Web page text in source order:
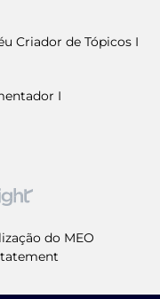
Criador de Tópicos I
I
do MEO